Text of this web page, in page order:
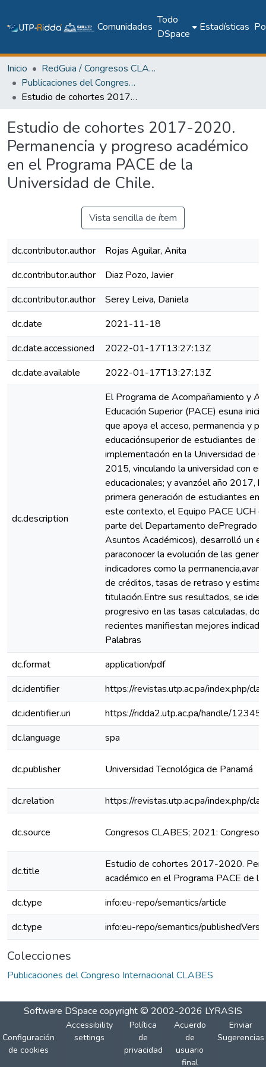
Comunidades
Todo
DSpace
Estadísticas
Inicio
RedGuia / Congresos CLABES
Publicaciones del Congreso Internacional CLABES
Estudio de cohortes 2017-2020. Permanencia y progreso académico en el Programa PACE de la Universidad de Chile.
Estudio de cohortes 2017-2020.
Permanencia y progreso académico
en el Programa PACE de la
Universidad de Chile.
Vista sencilla de ítem
dc.contributor.author
Rojas Aguilar, Anita
dc.contributor.author
Diaz Pozo, Javier
dc.contributor.author
Serey Leiva, Daniela
dc.date
2021-11-18
dc.date.accessioned
2022-01-17T13:27:13Z
dc.date.available
2022-01-17T13:27:13Z
dc.description
El Programa de Acompañamiento y
Educación Superior (PACE) esuna
que apoya el acceso, permanencia y
educaciónsuperior de estudiantes de
implementación en la Universidad de
2015, vinculando la universidad con
educacionales; y avanzóel año 2017,
primera generación de estudiantes en
este contexto, el Equipo PACE UCH
parte del Departamento dePregrado
Asuntos Académicos), desarrolló un
paraconocer la evolución de las
indicadores como la
de créditos, tasas de retraso y
titulación.Entre sus resultados, se
progresivo en las tasas calculadas,
recientes manifiestan mejores
Palabras
dc.format
application/pdf
dc.identifier
https://revistas.utp.ac.pa/index.php/
dc.identifier.uri
https://ridda2.utp.ac.pa/handle/
dc.language
spa
dc.publisher Universidad Tecnológica de Panamá
dc.relation https://revistas.utp.ac.pa/index.php/
dc.source Congresos CLABES; 2021: Congreso
dc.title
Estudio de cohortes 2017-2020.
académico en el Programa PACE de
dc.type
info:eu-repo/semantics/article
dc.type
info:eu-repo/semantics/
Colecciones
Publicaciones del Congreso Internacional CLABES
Software DSpace copyright © 2002-2026 LYRASIS
Configuración
de cookies
Accessibility
settings
Política
de
privacidad
Acuerdo
de
usuario
final
Enviar
Sugerencias